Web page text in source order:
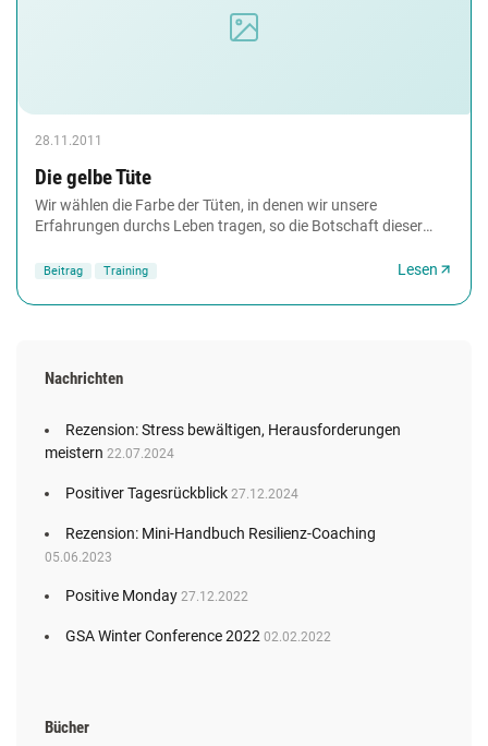
28.11.2011
Die gelbe Tüte
Wir wählen die Farbe der Tüten, in denen wir unsere
Erfahrungen durchs Leben tragen, so die Botschaft dieser
Beitrag Training Lesen
Nachrichten
Rezension: Stress bewältigen, Herausforderungen
meistern 22.07.2024
Positiver Tagesrückblick 27.12.2024
Rezension: Mini-Handbuch Resilienz-Coaching
05.06.2023
Positive Monday 27.12.2022
GSA Winter Conference 2022 02.02.2022
Bücher